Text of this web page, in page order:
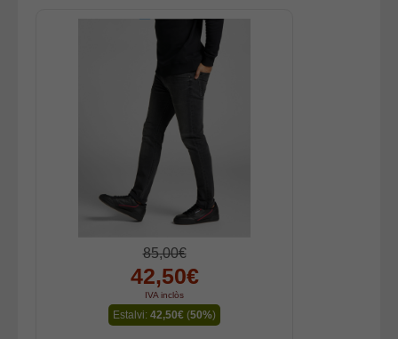
85,00€
42,50€
IVA inclòs
Estalvi: 42,50€ (50%)